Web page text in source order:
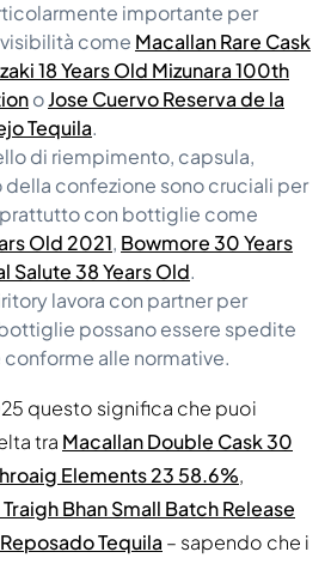
importante per
come Macallan Rare Cask
18 Years Old Mizunara 100th
oJose Cuervo Reserva de la
Tequila.
di riempimento, capsula,
confezione sono cruciali per
con bottiglie come
Old 2021, Bowmore 30 Years
Salute 38 Years Old.
lavora con partner per
possano essere spedite
alle normative.
questo significa che puoi
tra Macallan Double Cask 30
Elements 23 58.6%,
Bhan Small Batch Release
Tequila – sapendo che i